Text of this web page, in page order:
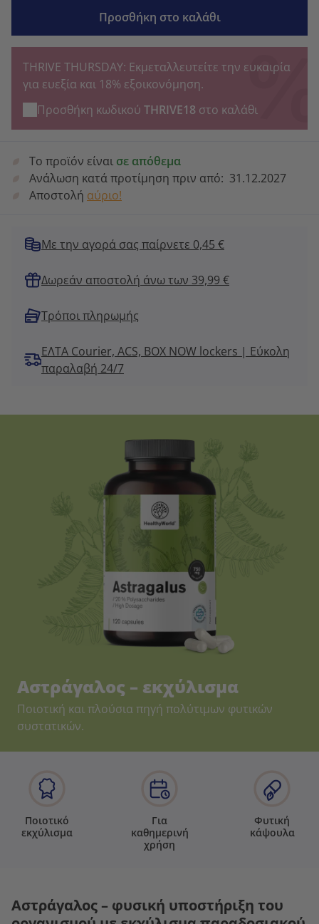
Προσθήκη στο καλάθι
THRIVE THURSDAY: Εκμεταλλευτείτε την ευκαιρία
για ευεξία και 18% εξοικονόμηση.
Προσθήκη κωδικού THRIVE18 στο καλάθι
Το προϊόν είναι σε απόθεμα
Ανάλωση κατά προτίμηση πριν από: 31.12.2027
Αποστολή αύριο!
Με την αγορά σας παίρνετε 0,45 €
Δωρεάν αποστολή άνω των 39,99 €
Τρόποι πληρωμής
ΕΛΤΑ Courier, ACS, BOX NOW lockers | Εύκολη
παραλαβή 24/7
Αστράγαλος – εκχύλισμα
Ποιοτική και πλούσια πηγή πολύτιμων φυτικών
συστατικών.
Ποιοτικό
εκχύλισμα
Για
καθημερινή
χρήση
Φυτική
κάψουλα
Αστράγαλος – φυσική υποστήριξη του